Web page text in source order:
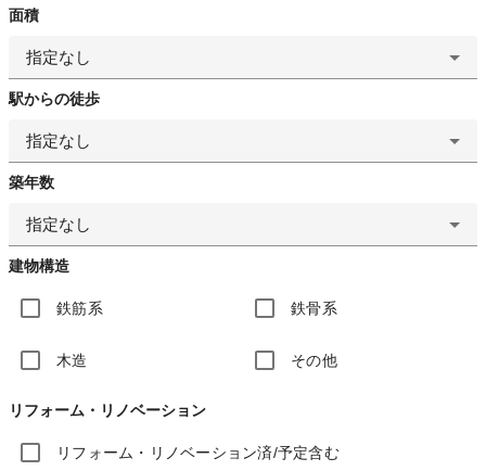
面積
指定なし
駅からの徒歩
指定なし
築年数
指定なし
建物構造
鉄筋系 鉄骨系
木造 その他
リフォーム・リノベーション
リフォーム・リノベーション済/予定含む